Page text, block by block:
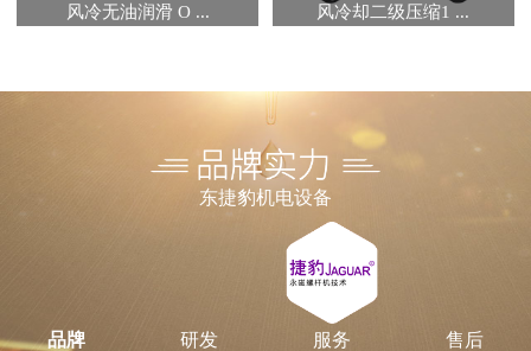
风冷无油润滑 O ... 风冷却二级压缩1 ...
东捷豹机电设备
品牌 研发 服务 售后